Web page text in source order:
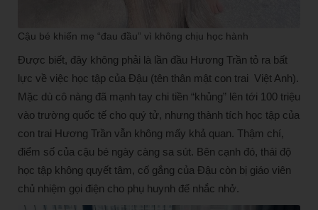
Cậu bé khiến mẹ “đau đầu” vì không chịu học hành
Được biết, đây không phải là lần đầu Hương Trần tỏ ra bất
lực về việc học tập của Đậu (tên thân mật con trai Việt Anh).
Mặc dù cô nàng đã mạnh tay chi tiền “khủng” lên tới 100 triệu
vào trường quốc tế cho quý tử, nhưng thành tích học tập của
con trai Hương Trần vẫn không mấy khả quan. Thậm chí,
điểm số của cậu bé ngày càng sa sút. Bên cạnh đó, thái độ
học tập không quyết tâm, cố gắng của Đậu còn bị giáo viên
chủ nhiệm gọi điện cho phụ huynh để nhắc nhở.